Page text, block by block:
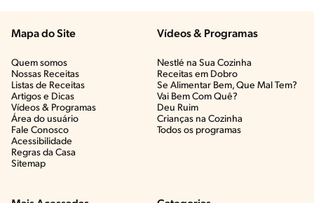
Mapa do Site
Quem somos
Nossas Receitas
Listas de Receitas​
Artigos e Dicas​
Vídeos & Programas​
Área do usuário
Fale Conosco
Acessibilidade
Regras da Casa
Sitemap
Vídeos & Programas​
Nestlé na Sua Cozinha
Receitas em Dobro
Se Alimentar Bem, Que Mal Tem?​
Vai Bem Com Quê?​
Deu Ruim​
Crianças na Cozinha​
Todos os programas